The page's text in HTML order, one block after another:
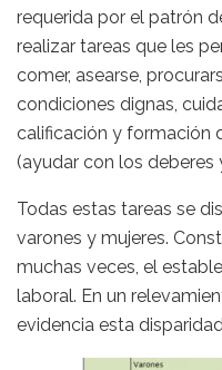
requerida por el patrón
realizar tareas que les
comer, asearse,
condiciones dignas,
calificación y formación
(ayudar con los deberes
Todas estas tareas se
varones y mujeres.
muchas veces, el
laboral. En un
evidencia esta